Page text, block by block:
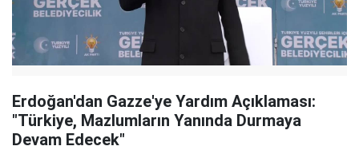
Erdoğan'dan Gazze'ye Yardım Açıklaması:
"Türkiye, Mazlumların Yanında Durmaya
Devam Edecek"